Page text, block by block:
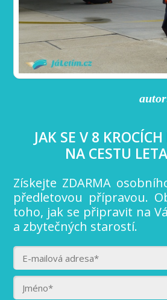
JAK SE V 8
NA CESTU
Získejte ZDARMA
předletovou přípravou.
toho, jak se připravit na
a zbytečných starostí.